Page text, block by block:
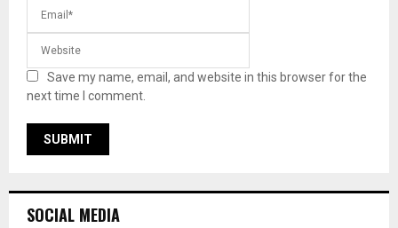
Save my name, email, and website in this browser for the
next time I comment.
SOCIAL MEDIA